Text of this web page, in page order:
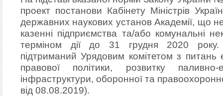
проект постанови Кабінету Міністрів
державних наукових установ Академії, що не
казенні підприємства та/або комунальні
терміном дії до 31 грудня 2020
підтриманий Урядовим комітетом з питань
правової політики, розвитку паливно-
інфраструктури, оборонної та
від 08.08.2019).